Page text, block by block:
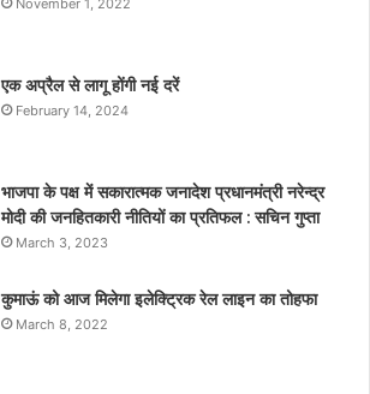
November 1, 2022
एक अप्रैल से लागू होंगी नई दरें
February 14, 2024
भाजपा के पक्ष में सकारात्मक जनादेश प्रधानमंत्री नरेन्द्र
मोदी की जनहितकारी नीतियों का प्रतिफल : सचिन गुप्ता
March 3, 2023
कुमाऊं को आज मिलेगा इलेक्ट्रिक रेल लाइन का तोहफा
March 8, 2022